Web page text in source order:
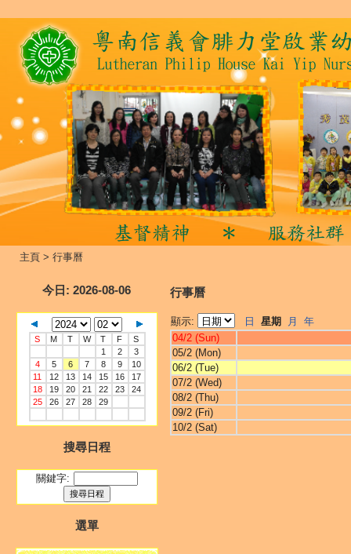
主頁 > 行事曆
今日 : 2026-08-06
S M T W T F
S
1
2
3
4
5 6 7 8 9
10
11
12 13 14 15 16
17
18
19 20 21 22 23
24
25
26 27 28 29
搜尋日程
關鍵字:
選單
行事曆
顯示: 日 星期 月
年
04/2 (Sun)
05/2 (Mon)
06/2 (Tue)
07/2 (Wed)
08/2 (Thu)
09/2 (Fri)
10/2 (Sat)